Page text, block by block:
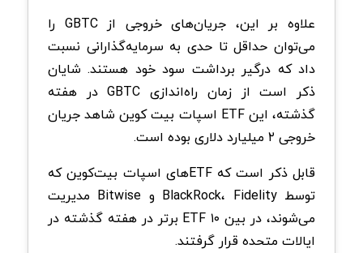
علاوه بر این، جریان‌های خروجی‌ از GBTC را
می‌توان حداقل تا حدی به سرمایه‌گذارانی نسبت
داد که درگیر برداشت سود خود هستند. شایان
ذکر است از زمان راه‌اندازی GBTC در هفته
گذشته، این ETF اسپات بیت کوین شاهد جریان
خروجی ۲ میلیارد دلاری بوده است.
قابل ذکر است که ETFهای اسپات بیت‌کوین که
توسط BlackRock، Fidelity و Bitwise مدیریت
می‌شوند، در بین ۱۰ ETF برتر در هفته گذشته در
ایالات متحده قرار گرفتند.